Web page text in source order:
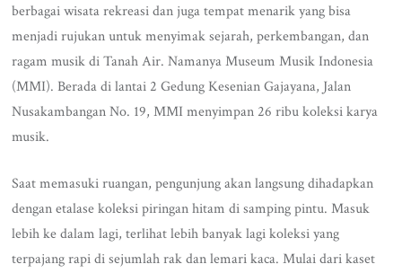
berbagai wisata rekreasi dan juga tempat menarik yang bisa
menjadi rujukan untuk menyimak sejarah, perkembangan, dan
ragam musik di Tanah Air. Namanya Museum Musik Indonesia
(MMI). Berada di lantai 2 Gedung Kesenian Gajayana, Jalan
Nusakambangan No. 19, MMI menyimpan 26 ribu koleksi karya
musik.
Saat memasuki ruangan, pengunjung akan langsung dihadapkan
dengan etalase koleksi piringan hitam di samping pintu. Masuk
lebih ke dalam lagi, terlihat lebih banyak lagi koleksi yang
terpajang rapi di sejumlah rak dan lemari kaca. Mulai dari kaset